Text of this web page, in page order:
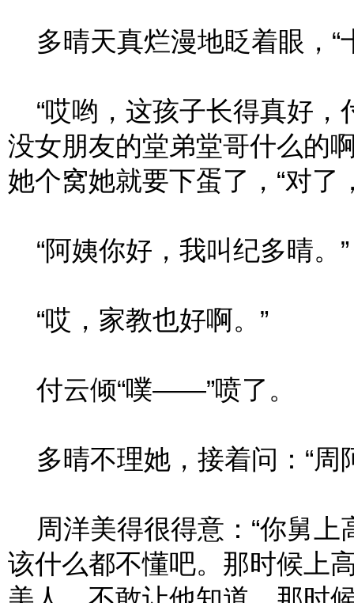
多晴天真烂漫地眨着眼，“
“哎哟，这孩子长得真好，
没女朋友的堂弟堂哥什么的
她个窝她就要下蛋了，“对了
“阿姨你好，我叫纪多晴。”
“哎，家教也好啊。”
付云倾“噗——”喷了。
多晴不理她，接着问：“周
周洋美得很得意：“你舅上
该什么都不懂吧。那时候上